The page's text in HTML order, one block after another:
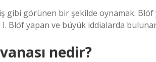
gibi görünen bir şekilde oynamak: Blöf
Blöf yapan ve büyük iddialarda
nedir?